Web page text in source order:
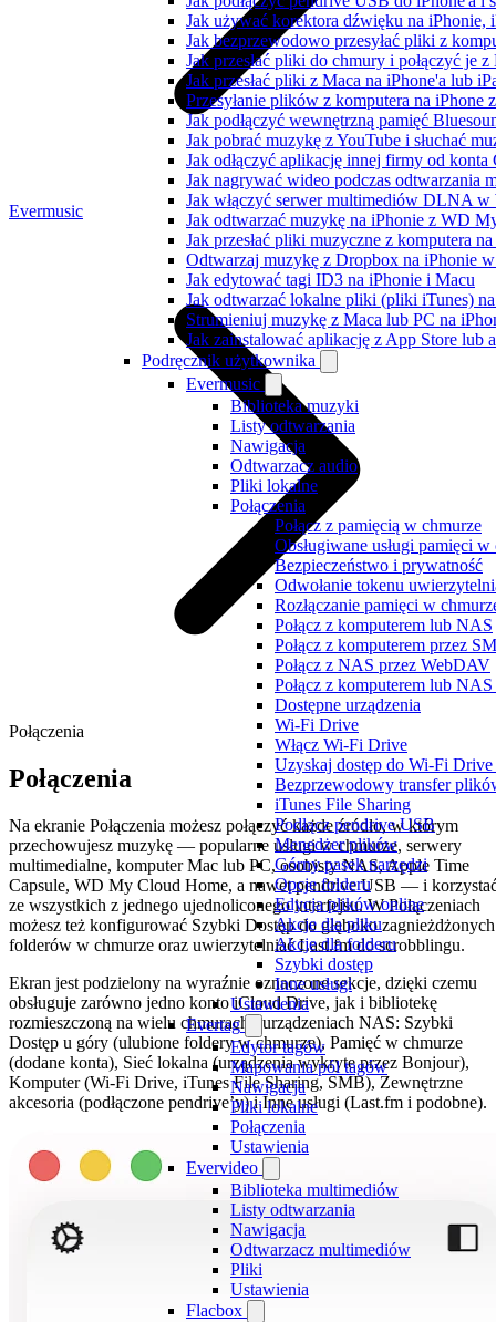
Jak używać korektora dźwięku na
Jak bezprzewodowo przesyłać pliki z
Jak przesłać pliki do chmury i połączyć je
Jak przesłać pliki z Maca na iPhone'a lub
Przesyłanie plików z komputera na iPhone
Jak podłączyć wewnętrzną pamięć
Jak pobrać muzykę z YouTube i słuchać
Jak odłączyć aplikację innej firmy od konta
Jak nagrywać wideo podczas odtwarzania
Jak włączyć serwer multimediów DLNA
Jak odtwarzać muzykę na iPhonie z WD
Jak przesłać pliki muzyczne z komputera
Odtwarzaj muzykę z Dropbox na iPhonie
Jak edytować tagi ID3 na iPhonie i Macu
Jak odtwarzać lokalne pliki (pliki iTunes)
Strumieniuj muzykę z Maca lub PC na
Jak zainstalować aplikację z App Store
Podręcznik użytkownika
Evermusic
Biblioteka muzyki
Listy odtwarzania
Nawigacja
Odtwarzacz audio
Pliki lokalne
Połączenia
Połącz z pamięcią w chmurze
Obsługiwane usługi pamięci w
Bezpieczeństwo i prywatność
Odwołanie tokenu
Rozłączanie pamięci w
Połącz z komputerem lub NAS
Połącz z komputerem przez
Połącz z NAS przez WebDAV
Połącz z komputerem lub
Dostępne urządzenia
Wi-Fi Drive
Włącz Wi-Fi Drive
Uzyskaj dostęp do Wi-Fi Drive
Bezprzewodowy transfer
iTunes File Sharing
Podłącz pendrive USB
Menedżer plików
Górny pasek narzędzi
Opcje folderu
Edycja plików online
Akcje dla pliku
Akcje dla folderu
Szybki dostęp
Inne usługi
Ustawienia
Evertag
Edytor tagów
Mapowania pól tagów
Nawigacja
Pliki lokalne
Połączenia
Ustawienia
Evervideo
Biblioteka multimediów
Listy odtwarzania
Nawigacja
Odtwarzacz multimediów
Pliki
Ustawienia
Flacbox
Evermusic
Połączenia
Połączenia
Na ekranie Połączenia możesz połączyć każde źródło, w którym
przechowujesz muzykę — popularne usługi w chmurze, serwery
multimedialne, komputer Mac lub PC, osobisty NAS, Apple Time
Capsule, WD My Cloud Home, a nawet pendrive USB — i
ze wszystkich z jednego ujednoliconego interfejsu. W Połączeniach
możesz też konfigurować Szybki Dostęp do głęboko zagnieżdżonych
folderów w chmurze oraz uwierzytelniać Last.fm do scrobblingu.
Ekran jest podzielony na wyraźnie oznaczone sekcje, dzięki czemu
obsługuje zarówno jedno konto iCloud Drive, jak i bibliotekę
rozmieszczoną na wielu chmurach i urządzeniach NAS: Szybki
Dostęp u góry (ulubione foldery w chmurze), Pamięć w chmurze
(dodane konta), Sieć lokalna (urządzenia wykryte przez Bonjour),
Komputer (Wi-Fi Drive, iTunes File Sharing, SMB), Zewnętrzne
akcesoria (podłączone pendrive’y) i Inne usługi (Last.fm i podobne).